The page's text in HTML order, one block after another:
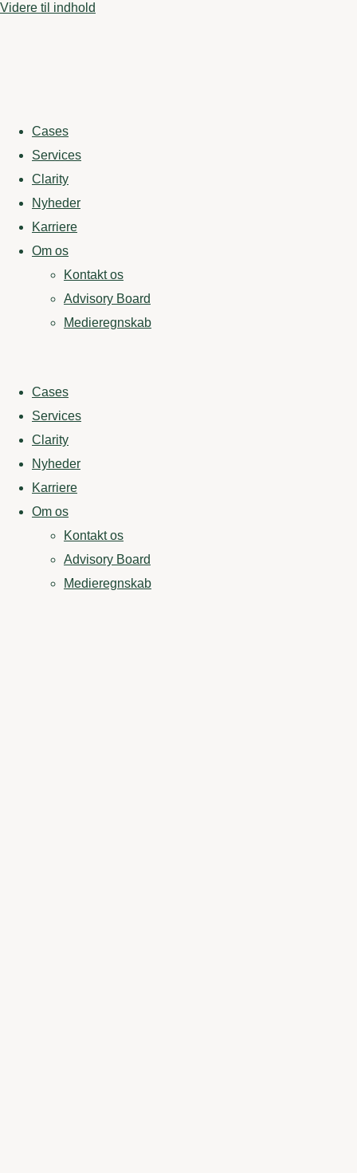
Videre til indhold
Cases
Services
Clarity
Nyheder
Karriere
Om os
Kontakt os
Advisory Board
Medieregnskab
Cases
Services
Clarity
Nyheder
Karriere
Om os
Kontakt os
Advisory Board
Medieregnskab